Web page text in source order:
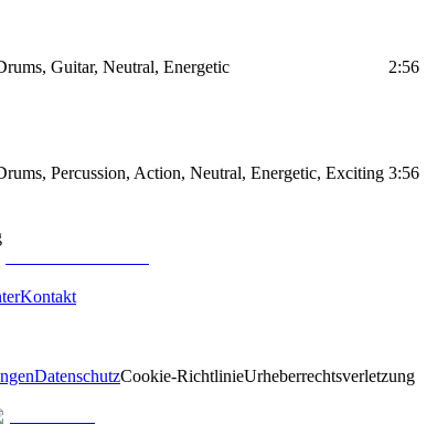
Guitar, Neutral, Energetic 2:56
Percussion, Action, Neutral, Energetic, Exciting 3:56
Kontakt
DatenschutzCookie-RichtlinieUrheberrechtsverletzung